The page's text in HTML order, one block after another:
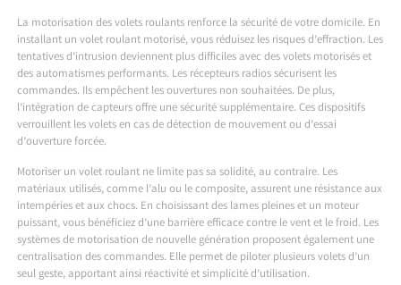
La motorisation des volets roulants renforce la sécurité de votre domicile. En
installant un volet roulant motorisé, vous réduisez les risques d’effraction. Les
tentatives d’intrusion deviennent plus difficiles avec des volets motorisés et
des automatismes performants. Les récepteurs radios sécurisent les
commandes. Ils empêchent les ouvertures non souhaitées. De plus,
l’intégration de capteurs offre une sécurité supplémentaire. Ces dispositifs
verrouillent les volets en cas de détection de mouvement ou d’essai
d’ouverture forcée.
Motoriser un volet roulant ne limite pas sa solidité, au contraire. Les
matériaux utilisés, comme l’alu ou le composite, assurent une résistance aux
intempéries et aux chocs. En choisissant des lames pleines et un moteur
puissant, vous bénéficiez d’une barrière efficace contre le vent et le froid. Les
systèmes de motorisation de nouvelle génération proposent également une
centralisation des commandes. Elle permet de piloter plusieurs volets d’un
seul geste, apportant ainsi réactivité et simplicité d’utilisation.